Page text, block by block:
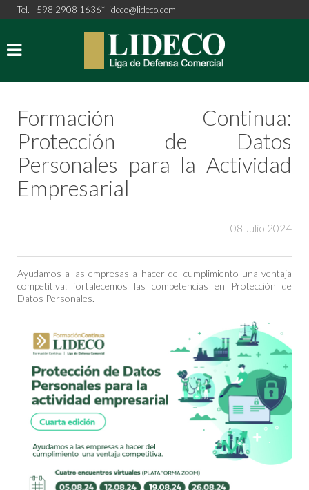
Tel. +598 2908 1636* lideco@lideco.com
Formación Continua:
Protección de Datos
Personales para la Actividad
Empresarial
08 Julio 2024
Ayudamos a las empresas a hacer del cumplimiento una ventaja
competitiva: fortalecemos las competencias en Protección de
Datos Personales.